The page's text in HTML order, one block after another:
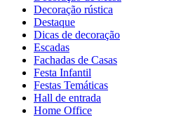
Decoração rústica
Destaque
Dicas de decoração
Escadas
Fachadas de Casas
Festa Infantil
Festas Temáticas
Hall de entrada
Home Office